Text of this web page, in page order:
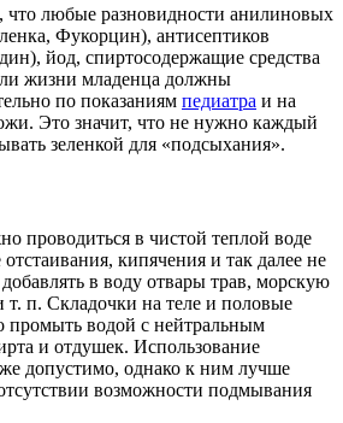
что любые разновидности анилиновых
Фукорцин), антисептиков
йод, спиртосодержащие средства
жизни младенца должны
по показаниям педиатра и на
Это значит, что не нужно каждый
зеленкой для «подсыхания».
проводиться в чистой теплой воде
кипячения и так далее не
в воду отвары трав, морскую
т. п. Складочки на теле и половые
водой с нейтральным
и отдушек. Использование
допустимо, однако к ним лучше
возможности подмывания